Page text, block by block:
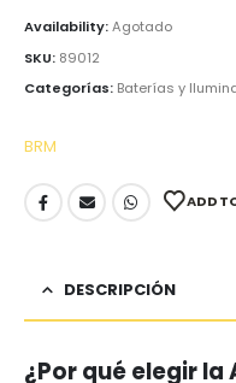
Availability:Agotado
SKU: 89012
Categorías: Baterías y
BRM
ADD
DESCRIPCIÓN
¿Por qué elegir la